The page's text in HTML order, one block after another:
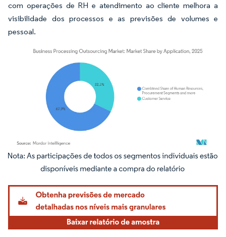
com operações de RH e atendimento ao cliente melhora a
visibilidade dos processos e as previsões de volumes e
pessoal.
Imagem © Mordor Intelligence. O reuso requer atribuição conforme CC BY 4.0.